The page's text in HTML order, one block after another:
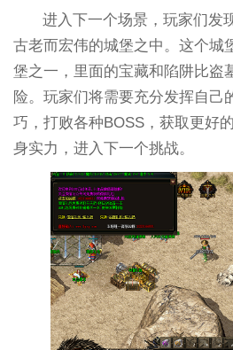
进入下一个场景，玩家们发
古老而宏伟的城堡之中。这个城
堡之一，里面的宝藏和陷阱比盗
险。玩家们将需要充分发挥自己
巧，打败各种BOSS，获取更好
身实力，进入下一个挑战。